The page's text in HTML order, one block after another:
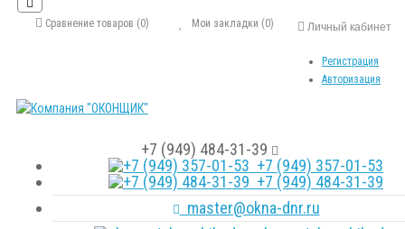
Личный кабинет
Регистрация
Авторизация
Мои закладки (0)
Сравнение товаров (0)
+7 (949) 484-31-39
+7 (949) 357-01-53
+7 (949) 484-31-39
master@okna-dnr.ru